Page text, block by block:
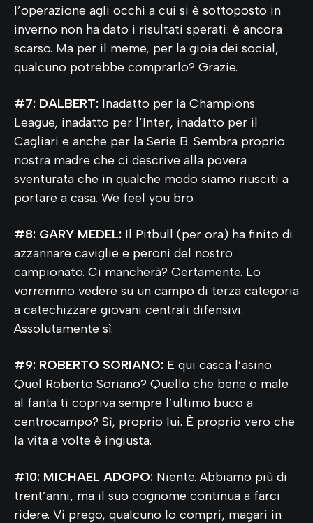
l’operazione agli occhi a cui si è sottoposto in
inverno non ha dato i risultati sperati: è ancora
scarso. Ma per il meme, per la gioia dei social,
qualcuno potrebbe comprarlo? Grazie.
#7: DALBERT: Inadatto per la Champions
League, inadatto per l’Inter, inadatto per il
Cagliari e anche per la Serie B. Sembra proprio
nostra madre che ci descrive alla povera
sventurata che in qualche modo siamo riusciti a
portare a casa. We feel you bro.
#8: GARY MEDEL: Il Pitbull (per ora) ha finito di
azzannare caviglie e peroni del nostro
campionato. Ci mancherà? Certamente. Lo
vorremmo vedere su un campo di terza categoria
a catechizzare giovani centrali difensivi.
Assolutamente sì.
#9: ROBERTO SORIANO: E qui casca l’asino.
Quel Roberto Soriano? Quello che bene o male
al fanta ti copriva sempre l’ultimo buco a
centrocampo? Sì, proprio lui. È proprio vero che
la vita a volte è ingiusta.
#10: MICHAEL ADOPO: Niente. Abbiamo più di
trent’anni, ma il suo cognome continua a farci
ridere. Vi prego, qualcuno lo compri, magari in